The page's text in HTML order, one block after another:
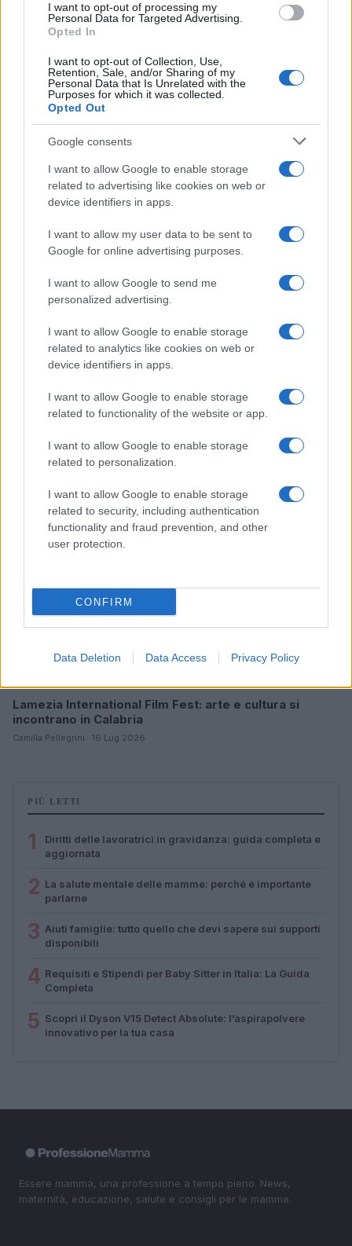
I want to opt-out of processing my
Personal Data for Targeted Advertising.
Opted In
I want to opt-out of Collection, Use,
Retention, Sale, and/or Sharing of my
Personal Data that Is Unrelated with the
Purposes for which it was collected.
Opted Out
Google consents
I want to allow Google to enable storage
related to advertising like cookies on web or
device identifiers in apps.
I want to allow my user data to be sent to
Google for online advertising purposes.
I want to allow Google to send me
personalized advertising.
I want to allow Google to enable storage
related to analytics like cookies on web or
device identifiers in apps.
I want to allow Google to enable storage
related to functionality of the website or app.
I want to allow Google to enable storage
related to personalization.
I want to allow Google to enable storage
related to security, including authentication
functionality and fraud prevention, and other
user protection.
CONFIRM
Data Deletion Data Access Privacy Policy
ICA Milano presenta mostre, concerti e letture per
l’autunno 2026
Matteo Pellegrino · 6 Ago 2026
NEWS E ATTUALITÀ
Codacons denuncia: i problemi che affliggono la Sicilia
Matteo Pellegrino · 25 Lug 2026
Lamezia International Film Fest: arte e cultura si
incontrano in Calabria
Camilla Pellegrini · 16 Lug 2026
PIÙ LETTI
1
Diritti delle lavoratrici in gravidanza: guida completa e
aggiornata
2 La salute mentale delle mamme: perché è importante
parlarne
3 Aiuti famiglie: tutto quello che devi sapere sui supporti
disponibili
4 Requisiti e Stipendi per Baby Sitter in Italia: La Guida
Completa
5 Scopri il Dyson V15 Detect Absolute: l’aspirapolvere
innovativo per la tua casa
Essere mamma, una professione a tempo pieno. News,
maternità, educazione, salute e consigli per le mamme.